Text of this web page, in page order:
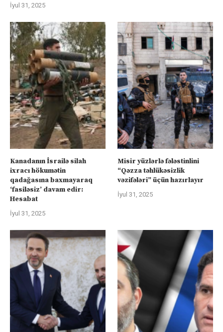
İyul 31, 2025
Kanadanın İsrailə silah
ixracı hökumətin
qadağasına baxmayaraq
‘fasiləsiz’ davam edir:
Hesabat
İyul 31, 2025
Misir yüzlərlə fələstinlini
“Qəzza təhlükəsizlik
vəzifələri” üçün hazırlayır
İyul 31, 2025